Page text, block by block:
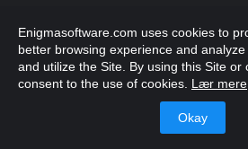
forbeholdes.
Enigmasoftware.com uses cookies to
better browsing experience and
and utilize the Site. By using this Site or
consent to the use of cookies. Lær mere